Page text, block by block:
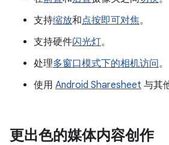
支持缩放和点按即可对焦。
支持硬件闪光灯。
处理多窗口模式下的相机访问。
使用 Android Sharesheet 与其
更出色的媒体内容创作